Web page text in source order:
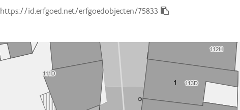
https://id.erfgoed.net/erfgoedobjecten/75833